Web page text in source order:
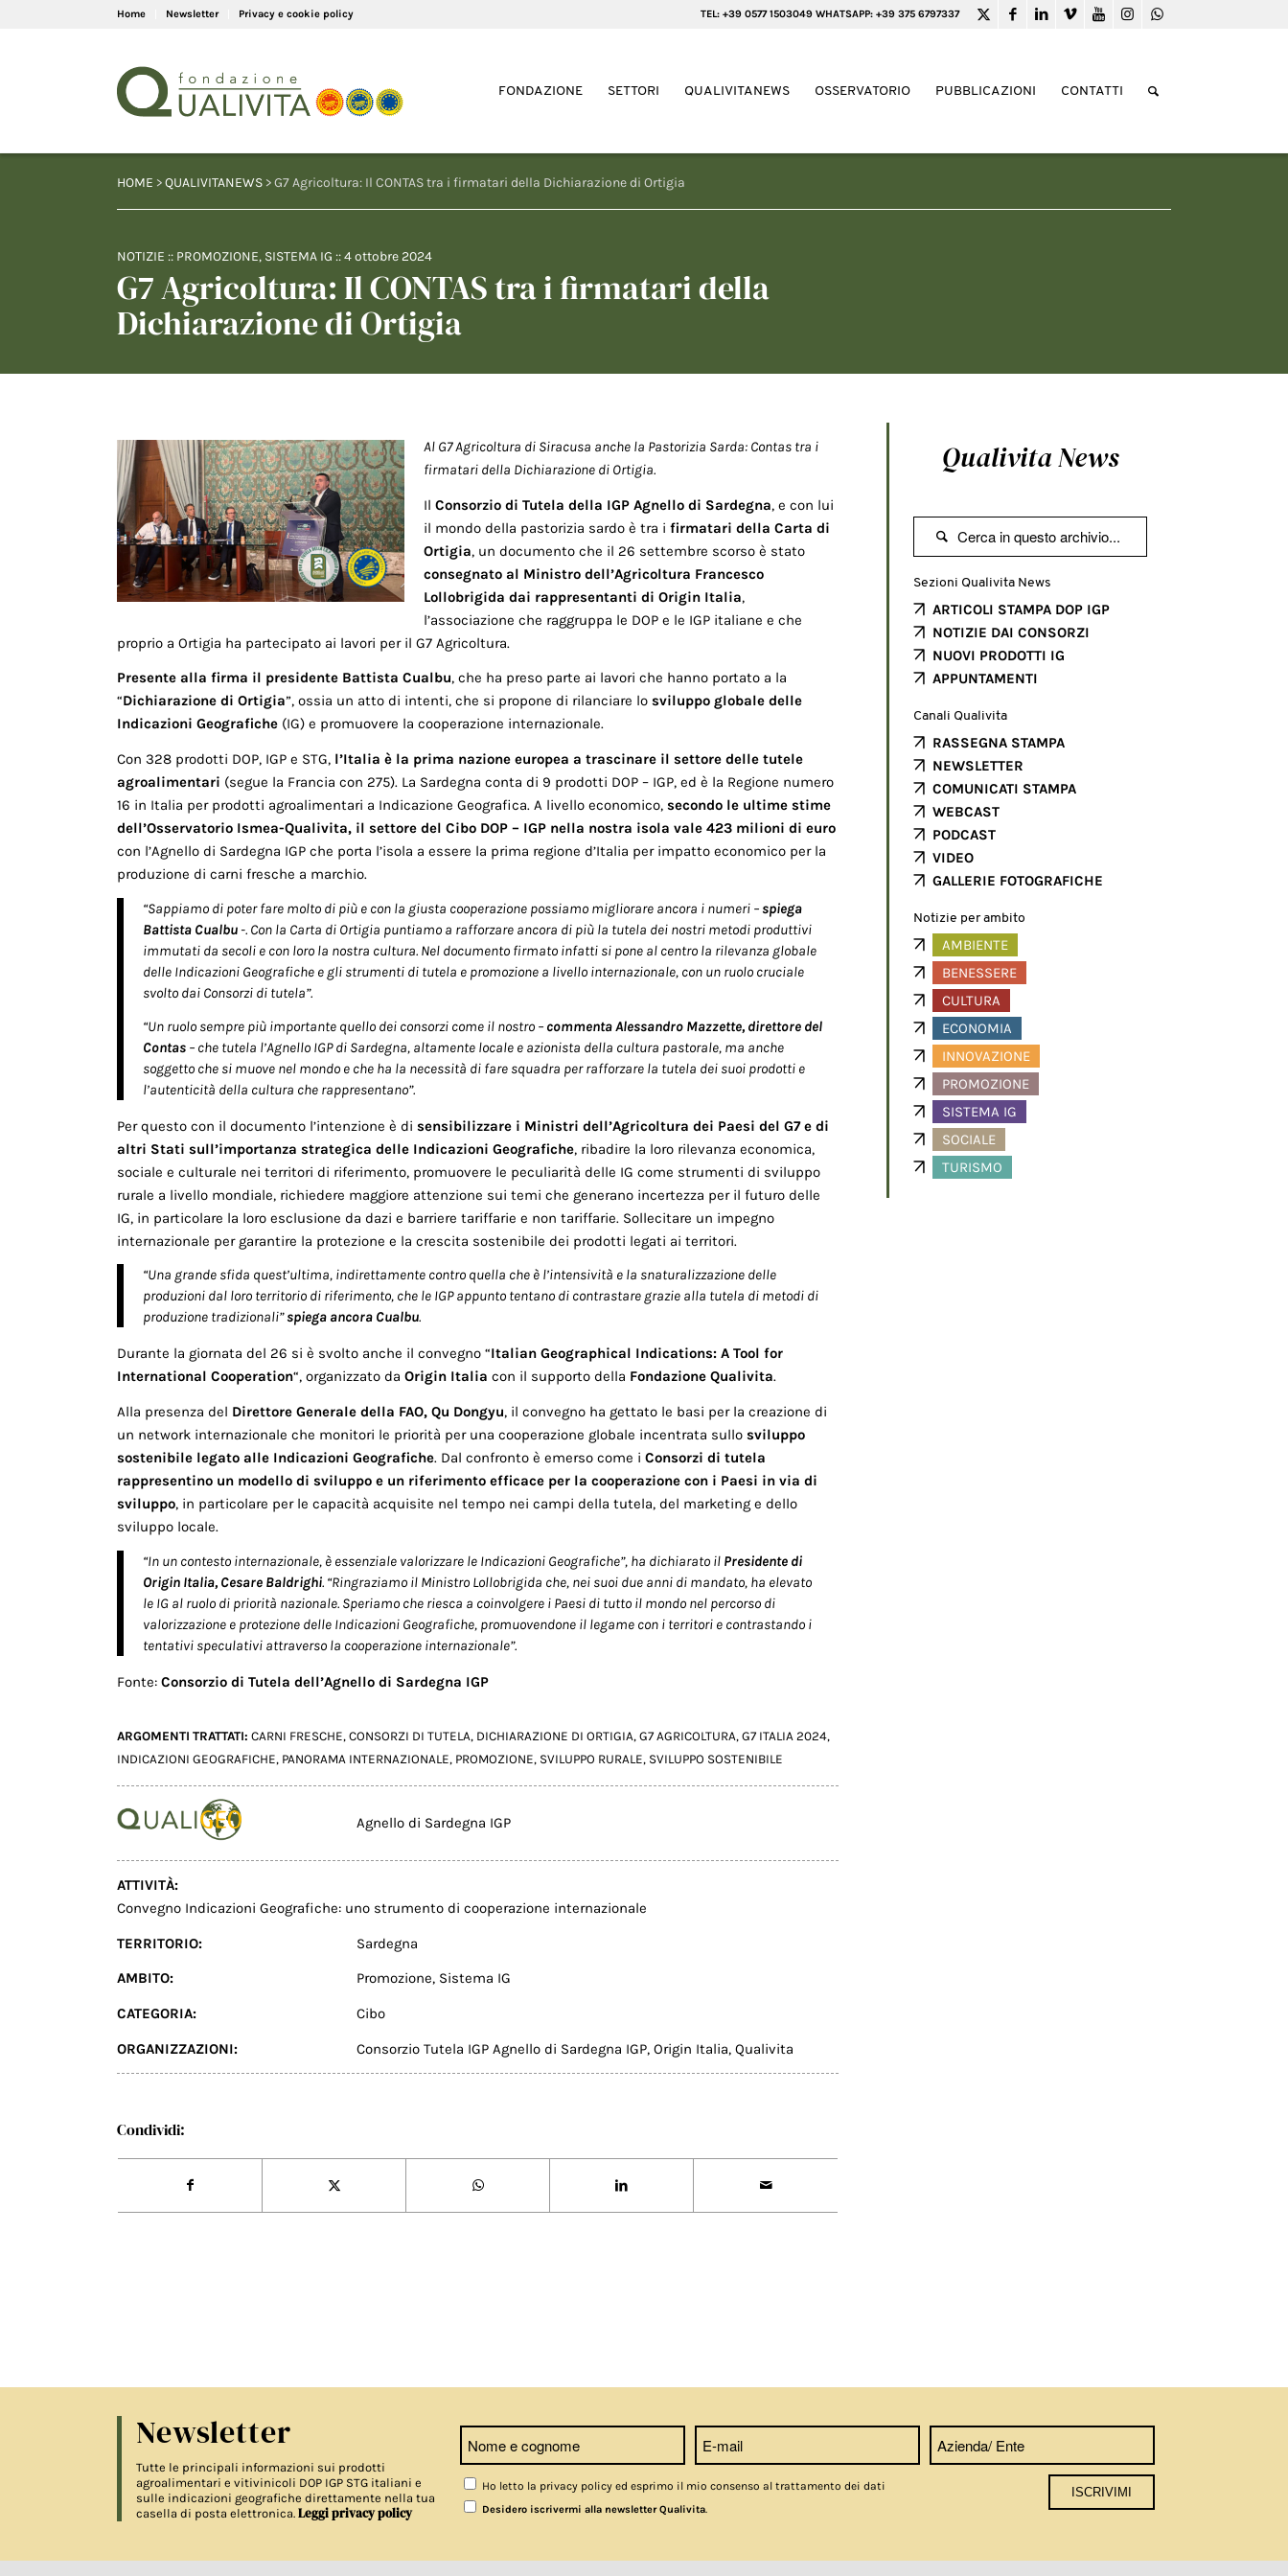
Home Newsletter Privacy e cookie policy TEL: +39 0577 1503049 WHATSAPP: +39 375 6797337
FONDAZIONE SETTORI QUALIVITANEWS OSSERVATORIO PUBBLICAZIONI CONTATTI
HOME >QUALIVITANEWS > G7 Agricoltura: Il CONTAS tra i firmatari della Dichiarazione di Ortigia
NOTIZIE :: PROMOZIONE, SISTEMA IG ::4 ottobre 2024
G7 Agricoltura: Il CONTAS tra i firmatari della
Dichiarazione di Ortigia
Al G7 Agricoltura di Siracusa anche la Pastorizia Sarda: Contas tra i
firmatari della Dichiarazione di Ortigia.
Il Consorzio di Tutela della IGP Agnello di Sardegna, e con lui
il mondo della pastorizia sardo è tra i firmatari della Carta di
Ortigia, un documento che il 26 settembre scorso è stato
consegnato al Ministro dell’Agricoltura Francesco
Lollobrigida dai rappresentanti di Origin Italia,
l’associazione che raggruppa le DOP e le IGP italiane e che
proprio a Ortigia ha partecipato ai lavori per il G7 Agricoltura.
Presente alla firma il presidente Battista Cualbu, che ha preso parte ai lavori che hanno portato a la
“Dichiarazione di Ortigia”, ossia un atto di intenti, che si propone di rilanciare lo sviluppo globale delle
Indicazioni Geografiche (IG) e promuovere la cooperazione internazionale.
Con 328 prodotti DOP, IGP e STG, l’Italia è la prima nazione europea a trascinare il settore delle tutele
agroalimentari (segue la Francia con 275). La Sardegna conta di 9 prodotti DOP – IGP, ed è la Regione numero
16 in Italia per prodotti agroalimentari a Indicazione Geografica. A livello economico, secondo le ultime stime
dell’Osservatorio Ismea-Qualivita, il settore del Cibo DOP – IGP nella nostra isola vale 423 milioni di euro
con l’Agnello di Sardegna IGP che porta l’isola a essere la prima regione d’Italia per impatto economico per la
produzione di carni fresche a marchio.
“Sappiamo di poter fare molto di più e con la giusta cooperazione possiamo migliorare ancora i numeri – spiega
Battista Cualbu -. Con la Carta di Ortigia puntiamo a rafforzare ancora di più la tutela dei nostri metodi produttivi
immutati da secoli e con loro la nostra cultura. Nel documento firmato infatti si pone al centro la rilevanza globale
delle Indicazioni Geografiche e gli strumenti di tutela e promozione a livello internazionale, con un ruolo cruciale
svolto dai Consorzi di tutela”.
“Un ruolo sempre più importante quello dei consorzi come il nostro – commenta Alessandro Mazzette, direttore del
Contas – che tutela l’Agnello IGP di Sardegna, altamente locale e azionista della cultura pastorale, ma anche
soggetto che si muove nel mondo e che ha la necessità di fare squadra per rafforzare la tutela dei suoi prodotti e
l’autenticità della cultura che rappresentano”.
Per questo con il documento l’intenzione è di sensibilizzare i Ministri dell’Agricoltura dei Paesi del G7 e di
altri Stati sull’importanza strategica delle Indicazioni Geografiche, ribadire la loro rilevanza economica,
sociale e culturale nei territori di riferimento, promuovere le peculiarità delle IG come strumenti di sviluppo
rurale a livello mondiale, richiedere maggiore attenzione sui temi che generano incertezza per il futuro delle
IG, in particolare la loro esclusione da dazi e barriere tariffarie e non tariffarie. Sollecitare un impegno
internazionale per garantire la protezione e la crescita sostenibile dei prodotti legati ai territori.
“Una grande sfida quest’ultima, indirettamente contro quella che è l’intensività e la snaturalizzazione delle
produzioni dal loro territorio di riferimento, che le IGP appunto tentano di contrastare grazie alla tutela di metodi di
produzione tradizionali”spiega ancora Cualbu.
Durante la giornata del 26 si è svolto anche il convegno “Italian Geographical Indications: A Tool for
International Cooperation“, organizzato da Origin Italia con il supporto della Fondazione Qualivita.
Alla presenza del Direttore Generale della FAO, Qu Dongyu, il convegno ha gettato le basi per la creazione di
un network internazionale che monitori le priorità per una cooperazione globale incentrata sullo sviluppo
sostenibile legato alle Indicazioni Geografiche. Dal confronto è emerso come i Consorzi di tutela
rappresentino un modello di sviluppo e un riferimento efficace per la cooperazione con i Paesi in via di
sviluppo, in particolare per le capacità acquisite nel tempo nei campi della tutela, del marketing e dello
sviluppo locale.
“In un contesto internazionale, è essenziale valorizzare le Indicazioni Geografiche”, ha dichiarato il Presidente di
Origin Italia, Cesare Baldrighi. “Ringraziamo il Ministro Lollobrigida che, nei suoi due anni di mandato, ha elevato
le IG al ruolo di priorità nazionale. Speriamo che riesca a coinvolgere i Paesi di tutto il mondo nel percorso di
valorizzazione e protezione delle Indicazioni Geografiche, promuovendone il legame con i territori e contrastando i
tentativi speculativi attraverso la cooperazione internazionale”.
Fonte: Consorzio di Tutela dell’Agnello di Sardegna IGP
ARGOMENTI TRATTATI: CARNI FRESCHE, CONSORZI DI TUTELA, DICHIARAZIONE DI ORTIGIA, G7 AGRICOLTURA, G7 ITALIA 2024,
INDICAZIONI GEOGRAFICHE, PANORAMA INTERNAZIONALE, PROMOZIONE, SVILUPPO RURALE, SVILUPPO SOSTENIBILE
Agnello di Sardegna IGP
ATTIVITÀ:
Convegno Indicazioni Geografiche: uno strumento di cooperazione internazionale
TERRITORIO: Sardegna
AMBITO: Promozione, Sistema IG
CATEGORIA: Cibo
ORGANIZZAZIONI: Consorzio Tutela IGP Agnello di Sardegna IGP, Origin Italia, Qualivita
Condividi:
Qualivita News

Sezioni Qualivita News
ARTICOLI STAMPA DOP IGP
NOTIZIE DAI CONSORZI
NUOVI PRODOTTI IG
APPUNTAMENTI
Canali Qualivita
RASSEGNA STAMPA
NEWSLETTER
COMUNICATI STAMPA
WEBCAST
PODCAST
VIDEO
GALLERIE FOTOGRAFICHE
Notizie per ambito
AMBIENTE
BENESSERE
CULTURA
ECONOMIA
INNOVAZIONE
PROMOZIONE
SISTEMA IG
SOCIALE
TURISMO
Newsletter
Tutte le principali informazioni sui prodotti
agroalimentari e vitivinicoli DOP IGP STG italiani e
sulle indicazioni geografiche direttamente nella tua
casella di posta elettronica. Leggi privacy policy
Ho letto la privacy policy ed esprimo il mio consenso al trattamento dei dati
Desidero iscrivermi alla newsletter Qualivita